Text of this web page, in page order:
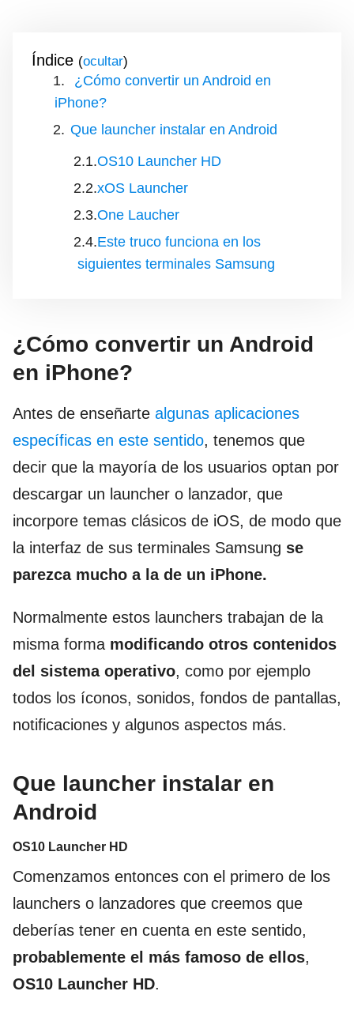
Índice ( )
¿Cómo convertir un Android en
iPhone?
Que launcher instalar en Android
OS10 Launcher HD
xOS Launcher
One Laucher
Este truco funciona en los
siguientes terminales Samsung
¿Cómo convertir un Android
en iPhone?
Antes de enseñarte algunas aplicaciones
específicas en este sentido, tenemos que
decir que la mayoría de los usuarios optan por
descargar un launcher o lanzador, que
incorpore temas clásicos de iOS, de modo que
la interfaz de sus terminales Samsung se
parezca mucho a la de un iPhone.
Normalmente estos launchers trabajan de la
misma forma modificando otros contenidos
del sistema operativo, como por ejemplo
todos los íconos, sonidos, fondos de pantallas,
notificaciones y algunos aspectos más.
Que launcher instalar en
Android
OS10 Launcher HD
Comenzamos entonces con el primero de los
launchers o lanzadores que creemos que
deberías tener en cuenta en este sentido,
probablemente el más famoso de ellos,
OS10 Launcher HD.